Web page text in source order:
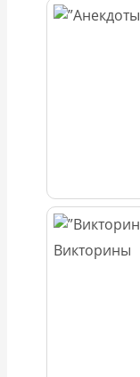
Викторины